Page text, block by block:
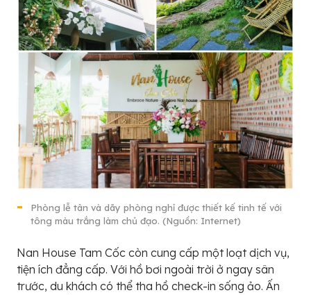
Phòng lễ tân và dãy phòng nghỉ được thiết kế tinh tế với
tông màu trắng làm chủ đạo. (Nguồn: Internet)
Nan House Tam Cốc còn cung cấp một loạt dịch vụ,
tiện ích đẳng cấp. Với hồ bơi ngoài trời ở ngay sân
trước, du khách có thể tha hồ check-in sống ảo. Ấn